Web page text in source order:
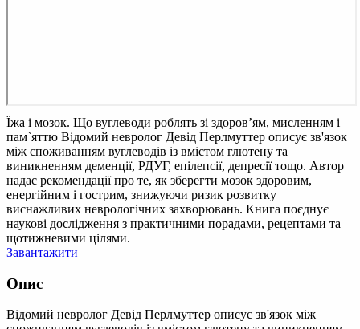
Їжа і мозок. Що вуглеводи роблять зі здоров’ям, мисленням і
пам`яттю Відомий невролог Девід Перлмуттер описує зв'язок
між споживанням вуглеводів із вмістом глютену та
виникненням деменції, РДУГ, епілепсії, депресії тощо. Автор
надає рекомендації про те, як зберегти мозок здоровим,
енергійним і гострим, знижуючи ризик розвитку
виснажливих неврологічних захворювань. Книга поєднує
наукові дослідження з практичними порадами, рецептами та
щотижневими цілями.
Завантажити
Опис
Відомий невролог Девід Перлмуттер описує зв'язок між